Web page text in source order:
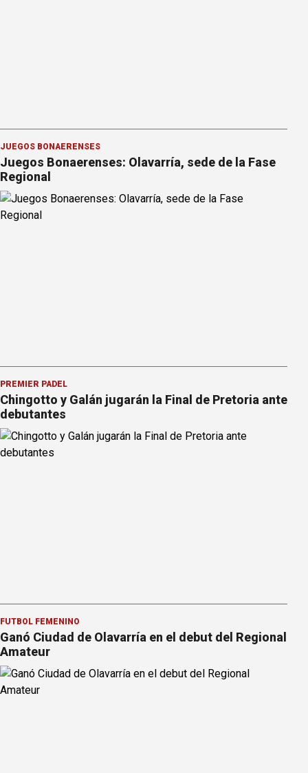
JUEGOS BONAERENSES
Juegos Bonaerenses: Olavarría, sede de la Fase
Regional
PREMIER PÁDEL
Chingotto y Galán jugarán la Final de Pretoria ante
debutantes
FÚTBOL FEMENINO
Ganó Ciudad de Olavarría en el debut del Regional
Amateur